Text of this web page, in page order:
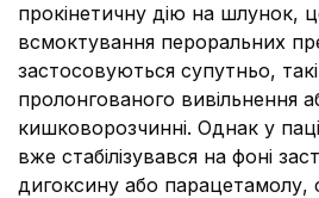
прокінетичну дію на шлунок,
всмоктування пероральних
застосовуються супутньо,
пролонгованого вивільнення
кишковорозчинні. Однак у
вже стабілізувався на фоні
дигоксину або парацетамолу,